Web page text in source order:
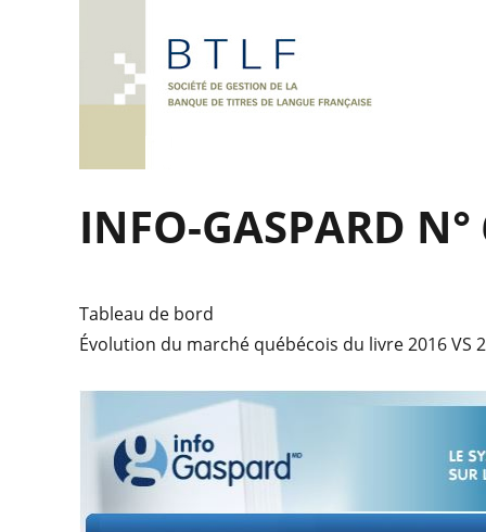
INFO-GASPARD N°
Tableau de bord
Évolution du marché québécois du livre 2016 VS